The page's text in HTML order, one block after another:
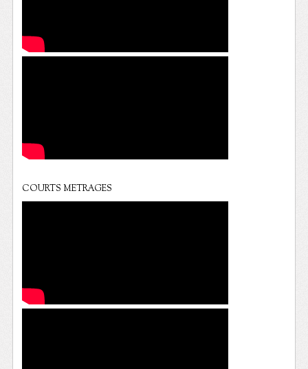
COURTS METRAGES